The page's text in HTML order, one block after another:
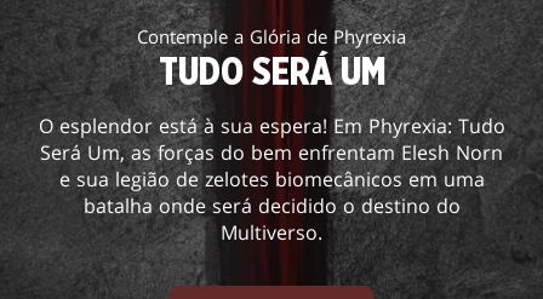
Contemple a Glória de Phyrexia
TUDO SERÁ UM
O esplendor está à sua espera! Em Phyrexia: Tudo
Será Um, as forças do bem enfrentam Elesh Norn
e sua legião de zelotes biomecânicos em uma
batalha onde será decidido o destino do
Multiverso.